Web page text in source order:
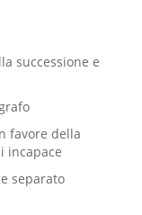
successione e
favore della
incapace
separato